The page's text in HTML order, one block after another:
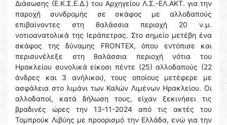
Διάσωσης (Ε.Κ.Σ.Ε.Δ.) του Αρχηγείου Λ.Σ.-ΕΛ.ΑΚΤ. για την
παροχή συνδρομής σε σκάφος με αλλοδαπούς
επιβαίνοντες στη θαλάσσια περιοχή 20 ν.μ.
νοτιοανατολικά της Ιεράπετρας. Στο σημείο μετέβη ένα
σκάφος της δύναμης FRONTEX, όπου εντόπισε και
περισυνέλεξε στη θαλάσσια περιοχή νότια του
Ηρακλείου συνολικά είκοσι πέντε (25) αλλοδαπούς (22
άνδρες και 3 ανήλικοι), τους οποίους μετέφερε με
ασφάλεια στο λιμάνι των Καλών Λιμένων Ηρακλείου. Οι
αλλοδαποί, κατά δήλωση τους, είχαν ξεκινήσει τις
βραδινές ώρες την 13-11-2024 από τις ακτές του
Τομπρούκ Λιβύης με προορισμό την Ελλάδα, ενώ για την